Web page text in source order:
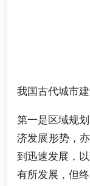
我国古代城市
第一是区域规
济发展形势，
到迅速发展，
有所发展，但